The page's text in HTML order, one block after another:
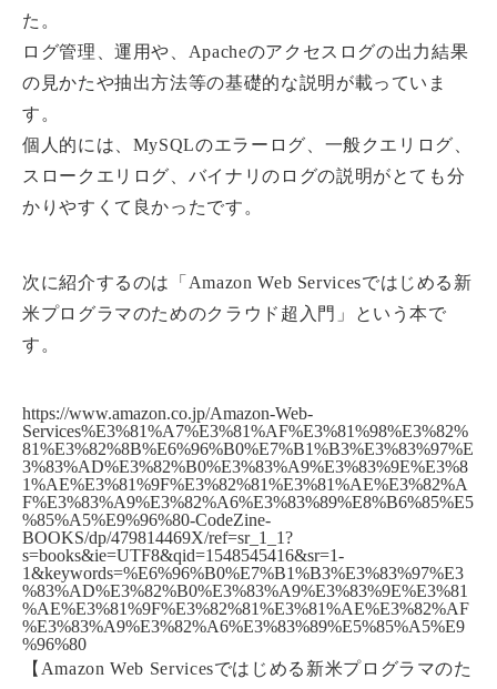
た。
ログ管理、運用や、Apacheのアクセスログの出力結果
の見かたや抽出方法等の基礎的な説明が載っていま
す。
個人的には、MySQLのエラーログ、一般クエリログ、
スロークエリログ、バイナリのログの説明がとても分
かりやすくて良かったです。
次に紹介するのは「Amazon Web Servicesではじめる新
米プログラマのためのクラウド超入門」という本で
す。
https://www.amazon.co.jp/Amazon-Web-
Services%E3%81%A7%E3%81%AF%E3%81%98%E3%82%
81%E3%82%8B%E6%96%B0%E7%B1%B3%E3%83%97%E
3%83%AD%E3%82%B0%E3%83%A9%E3%83%9E%E3%8
1%AE%E3%81%9F%E3%82%81%E3%81%AE%E3%82%A
F%E3%83%A9%E3%82%A6%E3%83%89%E8%B6%85%E5
%85%A5%E9%96%80-CodeZine-
BOOKS/dp/479814469X/ref=sr_1_1?
s=books&ie=UTF8&qid=1548545416&sr=1-
1&keywords=%E6%96%B0%E7%B1%B3%E3%83%97%E3
%83%AD%E3%82%B0%E3%83%A9%E3%83%9E%E3%81
%AE%E3%81%9F%E3%82%81%E3%81%AE%E3%82%AF
%E3%83%A9%E3%82%A6%E3%83%89%E5%85%A5%E9
%96%80
【Amazon Web Servicesではじめる新米プログラマのた